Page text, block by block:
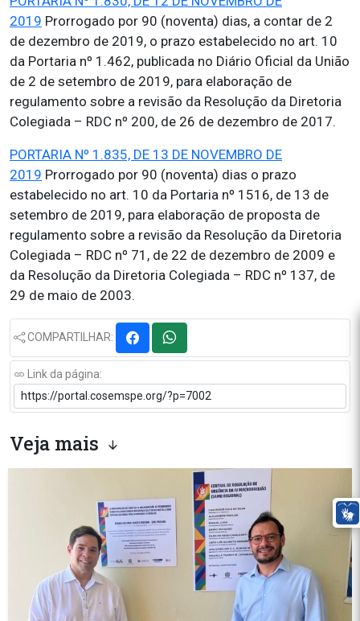
2019 Prorrogado por 90 (noventa) dias, a contar de 2
de dezembro de 2019, o prazo estabelecido no art. 10
da Portaria nº 1.462, publicada no Diário Oficial da União
de 2 de setembro de 2019, para elaboração de
regulamento sobre a revisão da Resolução da Diretoria
Colegiada – RDC nº 200, de 26 de dezembro de 2017.
PORTARIA Nº 1.835, DE 13 DE NOVEMBRO DE
2019 Prorrogado por 90 (noventa) dias o prazo
estabelecido no art. 10 da Portaria nº 1516, de 13 de
setembro de 2019, para elaboração de proposta de
regulamento sobre a revisão da Resolução da Diretoria
Colegiada – RDC nº 71, de 22 de dezembro de 2009 e
da Resolução da Diretoria Colegiada – RDC nº 137, de
29 de maio de 2003.
COMPARTILHAR:
Link da página:
Veja mais